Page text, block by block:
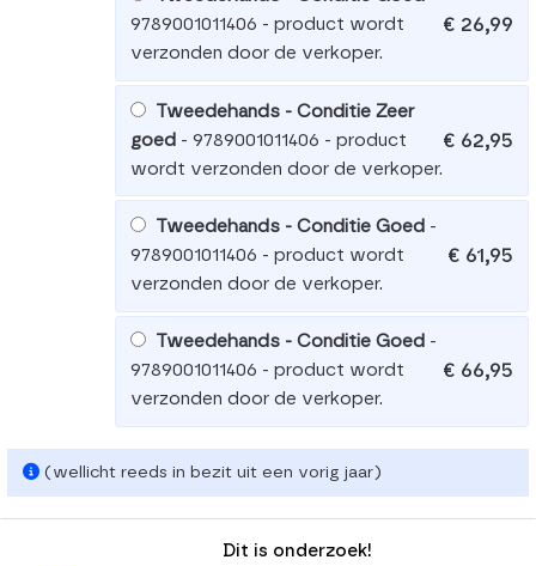
9789001011406 - product wordt
verzonden door de verkoper.
€ 26,99
Tweedehands - Conditie Zeer
goed - 9789001011406 - product
wordt verzonden door de verkoper.
€ 62,95
Tweedehands - Conditie Goed -
9789001011406 - product wordt
verzonden door de verkoper.
€ 61,95
Tweedehands - Conditie Goed -
9789001011406 - product wordt
verzonden door de verkoper.
€ 66,95
(wellicht reeds in bezit uit een vorig jaar)
Dit is onderzoek!